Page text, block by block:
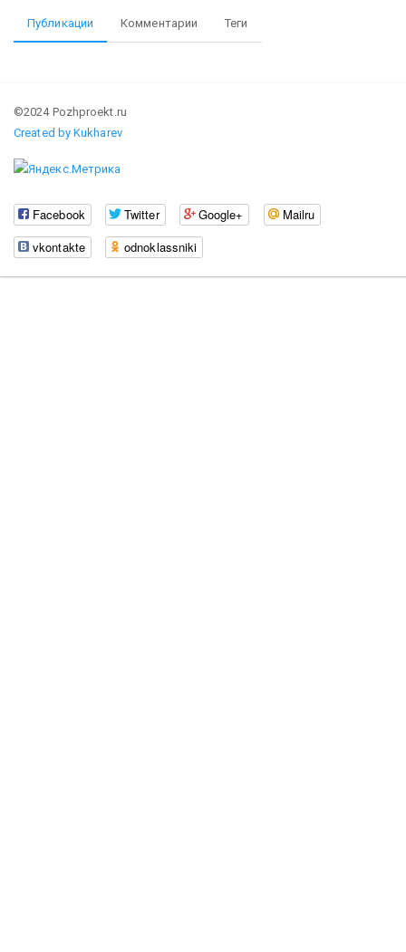
Публикации Комментарии Теги
©2024 Pozhproekt.ru
Created by Kukharev
Facebook Twitter Google+
Mailru
vkontakte
odnoklassniki